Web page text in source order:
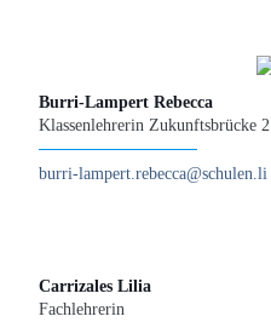
Burri-Lampert Rebecca
Klassenlehrerin Zukunftsbrücke 2
burri-lampert.rebecca@schulen.li
Carrizales Lilia
Fachlehrerin